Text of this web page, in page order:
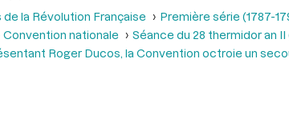
la Révolution Française Première série (1787-
nationale
Séance du 28 thermidor an II
Roger Ducos, la Convention octroie un